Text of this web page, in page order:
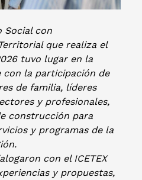
Social con
que realiza el
tuvo lugar en la
con la participación de
de familia, líderes
y profesionales,
construcción para
y programas de la
con el ICETEX
y propuestas,